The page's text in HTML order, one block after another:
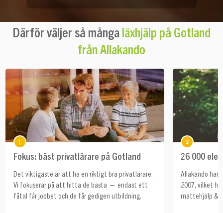
Därför väljer så många läxhjälp på Gotland
från Allakando
1
Fokus: bäst privatlärare på Gotland
Det viktigaste är att ha en riktigt bra privatlärare.
Vi fokuserar på att hitta de bästa — endast ett
fåtal får jobbet och de får gedigen utbildning.
2
26 000
Allakando har
2007, vilket
mattehjälp &